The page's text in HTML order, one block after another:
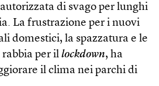
di svago per lunghi
La frustrazione per i nuovi
domestici, la spazzatura e le
per il lockdown, ha
il clima nei parchi di